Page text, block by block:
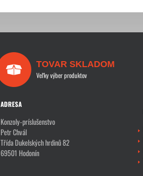
TOVAR SKLADOM
Veľky výber produktov
ADRESA
Konzoly-príslušenstvo
Petr Chvál
Třída Dukelských hrdinů 82
69501 Hodonín